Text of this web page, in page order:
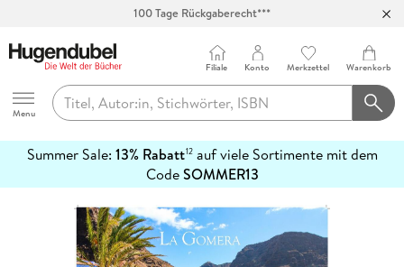
100 Tage Rückgaberecht***
Hugendubel
Menu
Filiale Konto Merkzettel Warenkorb
Summer Sale: 13% Rabatt12auf viele Sortimente mit dem
CodeSOMMER13
erfahren